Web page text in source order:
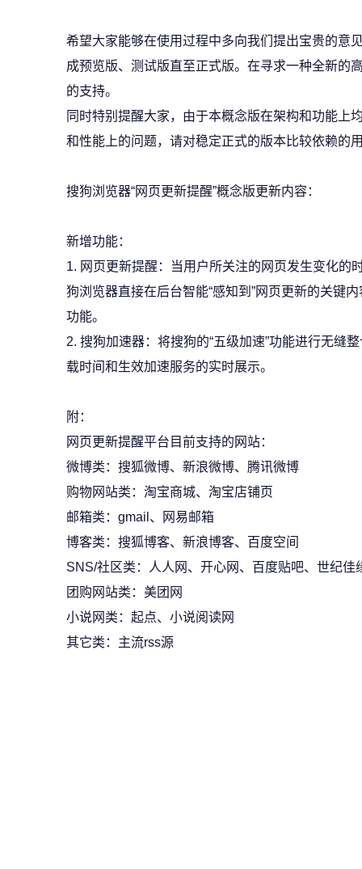
希望大家能够在使用过程中多向我们提出宝贵的意
成预览版、测试版直至正式版。在寻求一种全新的
的支持。
同时特别提醒大家，由于本概念版在架构和功能上
和性能上的问题，请对稳定正式的版本比较依赖的
搜狗浏览器“网页更新提醒”概念版更新内容：
新增功能：
1. 网页更新提醒：当用户所关注的网页发生变化的
狗浏览器直接在后台智能“感知到”网页更新的关键
功能。
2. 搜狗加速器：将搜狗的“五级加速”功能进行无缝
载时间和生效加速服务的实时展示。
附：
网页更新提醒平台目前支持的网站：
微博类：搜狐微博、新浪微博、腾讯微博
购物网站类：淘宝商城、淘宝店铺页
邮箱类：gmail、网易邮箱
博客类：搜狐博客、新浪博客、百度空间
SNS/社区类：人人网、开心网、百度贴吧、世纪佳
团购网站类：美团网
小说网类：起点、小说阅读网
其它类：主流rss源